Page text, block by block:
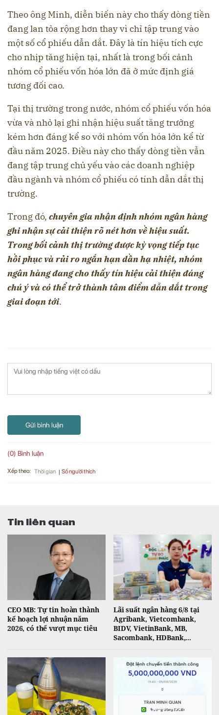
Theo ông Minh, diễn biến này cho thấy dòng tiền
đang lan tỏa rộng hơn thay vì chỉ tập trung vào
một số cổ phiếu dẫn dắt. Đây là tín hiệu tích cực
cho nhịp tăng hiện tại, nhất là trong bối cảnh
nhóm cổ phiếu vốn hóa lớn đã ở mức định giá
tương đối cao.
Tại thị trường trong nước, nhóm cổ phiếu vốn hóa
vừa và nhỏ lại ghi nhận hiệu suất tăng trưởng
kém hơn đáng kể so với nhóm vốn hóa lớn kể từ
đầu năm 2025. Điều này cho thấy dòng tiền vẫn
đang tập trung chủ yếu vào các doanh nghiệp
đầu ngành và nhóm cổ phiếu có tính dẫn dắt thị
trường.
Trong đó, chuyên gia nhận định nhóm ngân hàng
ghi nhận sự cải thiện rõ nét hơn về hiệu suất.
Trong bối cảnh thị trường được kỳ vọng tiếp tục
hồi phục và rủi ro ngắn hạn dần hạ nhiệt, nhóm
ngân hàng đang cho thấy tín hiệu cải thiện đáng
chú ý và có thể trở thành tâm điểm dẫn dắt trong
giai đoạn tới.
Gửi bình luận
(0) Bình luận
Xếp theo: Thời gian Số người thích
Tin liên quan
CEO MB: Tự tin hoàn thành
kế hoạch lợi nhuận năm
2026, có thể vượt mục tiêu
Lãi suất ngân hàng 6/8 tại
Agribank, Vietcombank,
BIDV, VietinBank, MB,
Sacombank, HDBank,...